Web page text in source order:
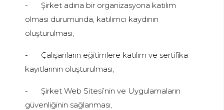
-
Şirket adına bir organizasyona katılım
olması durumunda, katılımcı kaydının
oluşturulması,
-
Çalışanların eğitimlere katılım ve sertifika
kayıtlarının oluşturulması,
-
Şirket Web Sitesi’nin ve Uygulamaların
güvenliğinin sağlanması,